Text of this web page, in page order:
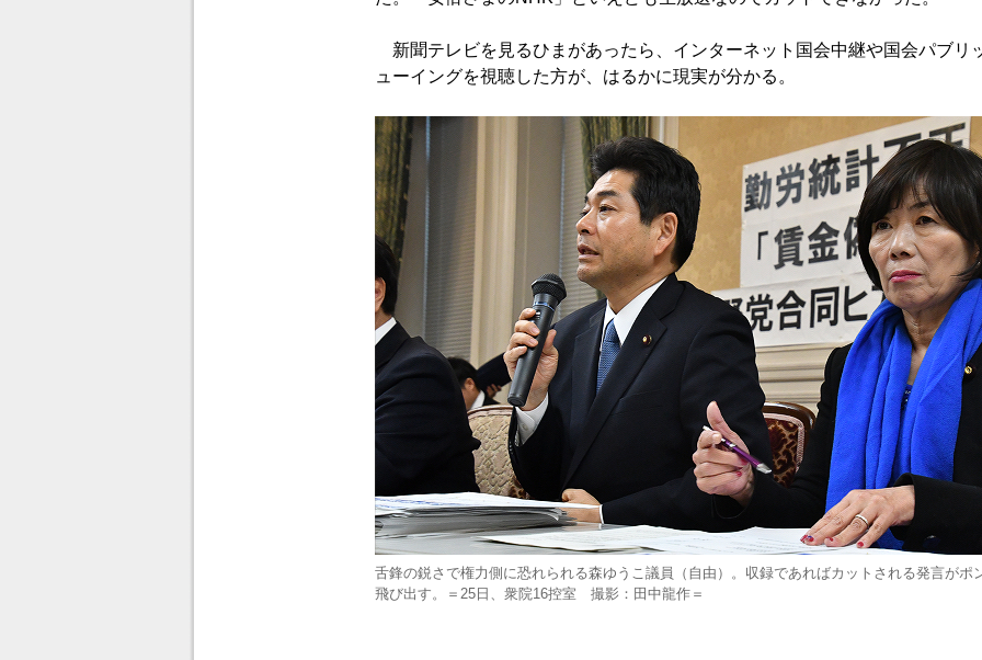
新聞テレビを見るひまがあったら、インターネット国会中継や国会パブリ
ューイングを視聴した方が、はるかに現実が分かる。
舌鋒の鋭さで権力側に恐れられる森ゆうこ議員（自由）。収録であればカットされる発言がポ
飛び出す。＝25日、衆院16控室 撮影：田中龍作＝